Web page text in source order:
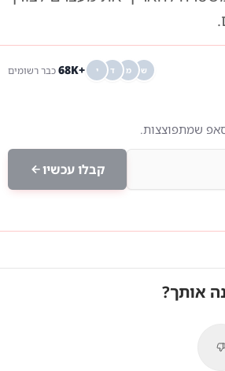
ש מ ד י +68K כבר רשומים
שמתפוצצות.
קבלו עכשיו
אותך?